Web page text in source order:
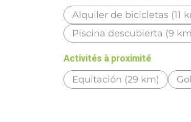
Alquiler de bicicletas (11
Piscina descubierta (9
Activités à proximité
Equitación (29 km)